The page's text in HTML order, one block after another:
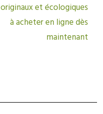
originaux et écologiques
à acheter en ligne dès
maintenant